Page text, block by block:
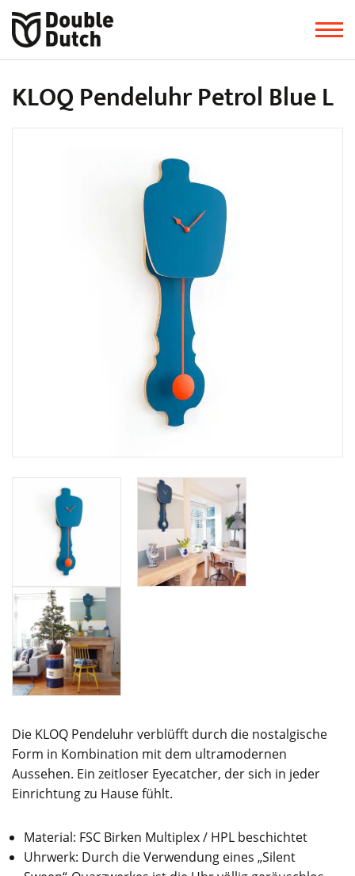
KLOQ Pendeluhr Petrol Blue L
Die KLOQ Pendeluhr verblüfft durch die nostalgische
Form in Kombination mit dem ultramodernen
Aussehen. Ein zeitloser Eyecatcher, der sich in jeder
Einrichtung zu Hause fühlt.
Material: FSC Birken Multiplex / HPL beschichtet
Uhrwerk: Durch die Verwendung eines „Silent